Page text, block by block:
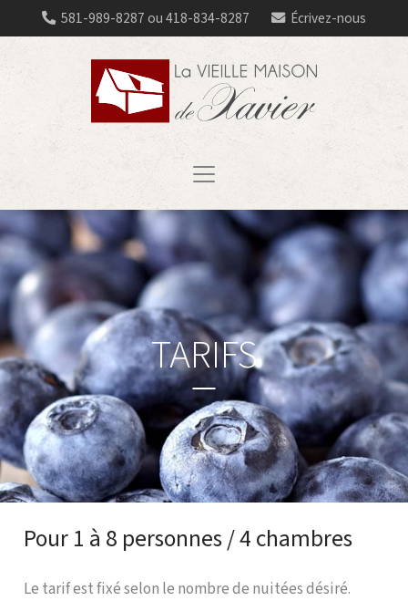
581-989-8287 ou 418-834-8287 Écrivez-nous
TARIFS
Pour 1 à 8 personnes / 4 chambres
Le tarif est fixé selon le nombre de nuitées désiré.